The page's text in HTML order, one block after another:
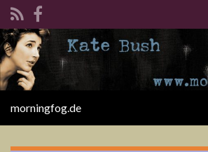
Search for:
morningfog.de